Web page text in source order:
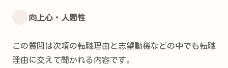
向上心・人間性
この質問は次項の転職理由と志望動機などの中でも転職
理由に交えて聞かれる内容です。